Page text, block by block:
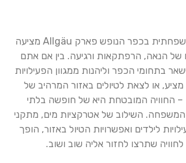
החופשה המשפחתית בכפר הנופש פארק Allgäu מציעה
של הנאה, הרפתקאות ורגיעה. בין אם אתם
בתחומי הכפר וליהנות ממגוון הפעילויות
או לצאת לטיולים באזור המרהיב של
– החוויה המובטחת היא של חופשה בלתי
השילוב של אטרקציות מים, מתקני
לילדים ואפשרויות הטיול באזור, הופך
שתרצו לחזור אליה שוב ושוב.